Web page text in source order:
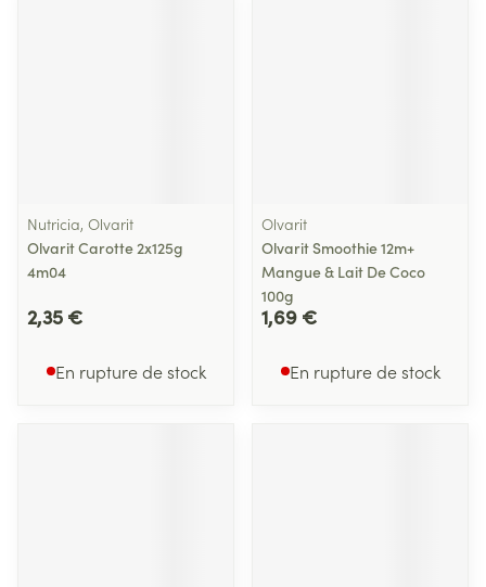
Nutricia, Olvarit
Olvarit Carotte 2x125g
4m04
2,35 €
En rupture de stock
Olvarit
Olvarit Smoothie 12m+
Mangue & Lait De Coco
100g
1,69 €
En rupture de stock